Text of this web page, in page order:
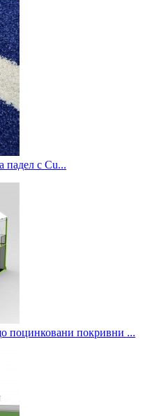
падел с Cu...
поцинковани покривни ...